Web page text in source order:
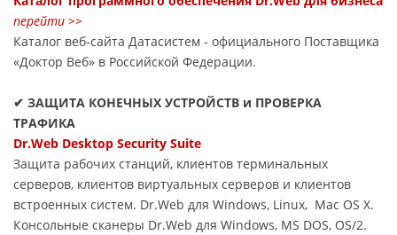
перейти >>
Каталог веб-сайта Датасиcтем - официального Поставщика
«Доктор Веб» в Российской Федерации.
✔ ЗАЩИТА КОНЕЧНЫХ УСТРОЙСТВ и ПРОВЕРКА
ТРАФИКА
Dr.Web Desktop Security Suite
Защита рабочих станций, клиентов терминальных
серверов, клиентов виртуальных серверов и клиентов
встроенных систем. Dr.Web для Windows, Linux, Mac OS X.
Консольные сканеры Dr.Web для Windows, MS DOS, OS/2.